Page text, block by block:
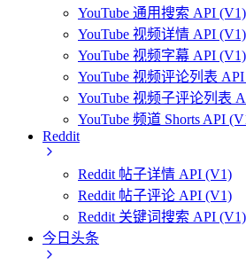
YouTube 通用搜索 API (V1)
YouTube 视频详情 API (V1)
YouTube 视频字幕 API (V1)
YouTube 视频评论列表
YouTube 视频子评论列表
YouTube 频道 Shorts API
Reddit
Reddit 帖子详情 API (V1)
Reddit 帖子评论 API (V1)
Reddit 关键词搜索 API (V1)
今日头条